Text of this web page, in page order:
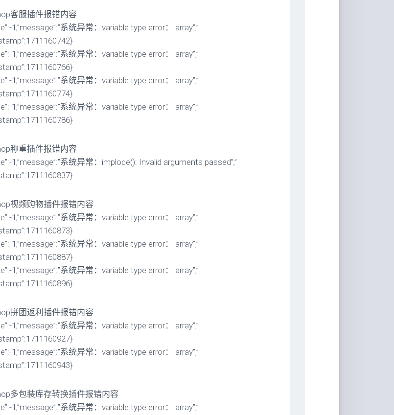
客服插件报错内容
1,”message”:”系统异常：variable type error： array”,”
1,”message”:”系统异常：variable type error： array”,”
1,”message”:”系统异常：variable type error： array”,”
1,”message”:”系统异常：variable type error： array”,”
称重插件报错内容
1,”message”:”系统异常：implode(): Invalid arguments passed”,”
视频购物插件报错内容
1,”message”:”系统异常：variable type error： array”,”
1,”message”:”系统异常：variable type error： array”,”
1,”message”:”系统异常：variable type error： array”,”
拼团返利插件报错内容
1,”message”:”系统异常：variable type error： array”,”
1,”message”:”系统异常：variable type error： array”,”
多包装库存转换插件报错内容
1,”message”:”系统异常：variable type error： array”,”